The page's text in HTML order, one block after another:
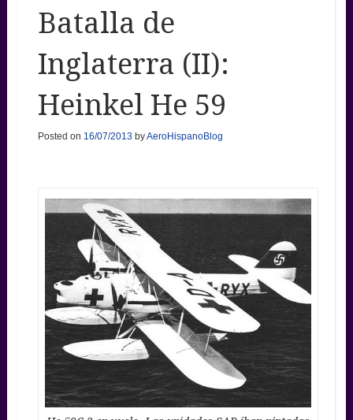
Batalla de
Inglaterra (II):
Heinkel He 59
Posted on 16/07/2013 byAeroHispanoBlog